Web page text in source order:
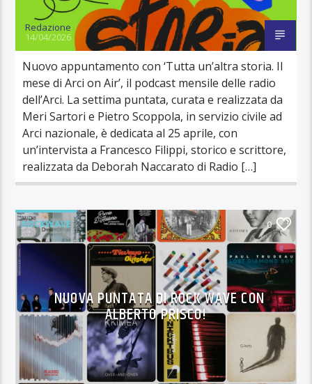
Redazione
14/04/2026
Nuovo appuntamento con ‘Tutta un’altra storia. Il
mese di Arci on Air’, il podcast mensile delle radio
dell’Arci. La settima puntata, curata e realizzata da
Meri Sartori e Pietro Scoppola, in servizio civile ad
Arci nazionale, è dedicata al 25 aprile, con
un’intervista a Francesco Filippi, storico e scrittore,
realizzata da Deborah Naccarato di Radio […]
ROCKWAVE 0
NUOVA PUNTATA DI ROCK WAVE CON
ALBERTO PRISCO!